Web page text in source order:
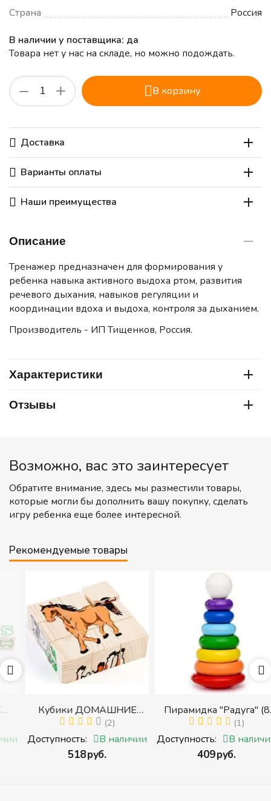
Страна
Россия
В наличии у поставщика: да
Товара нет у нас на складе, но можно подождать.
+
− В корзину
Доставка
Варианты оплаты
Наши преимущества
Описание
Тренажер предназначен для формирования у
ребенка навыка активного выдоха ртом, развития
речевого дыхания, навыков регуляции и
координации вдоха и выдоха, контроля за дыханием.
Производитель - ИП Тищенков, Россия.
Характеристики
Отзывы
Возможно, вас это заинтересует
Обратите внимание, здесь мы разместили товары,
которые могли бы дополнить вашу покупку, сделать
игру ребенка еще более интересной.
Рекомендуемые товары
Кубики ДОМАШНИЕ
ЖИВОТНЫЕ (Томик)
(Набор кубиков
разрезных (складных))
(2)
Доступность: В наличии
‍518‍руб.
Пирамидка "Радуга" (8
деталей) (Пирамидка
среднего размера)
(1)
Доступность: В наличии
‍409‍руб.